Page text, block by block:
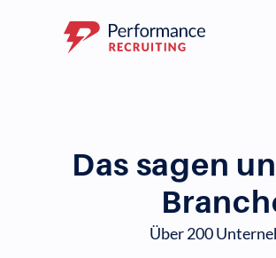
Das sagen
Über 200